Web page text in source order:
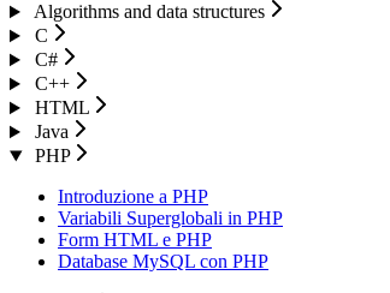
Algorithms and data structures
C
C#
C++
HTML
Java
PHP
Introduzione a PHP
Variabili Superglobali in PHP
Form HTML e PHP
Database MySQL con PHP